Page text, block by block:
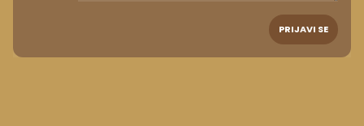
PRIJAVI SE